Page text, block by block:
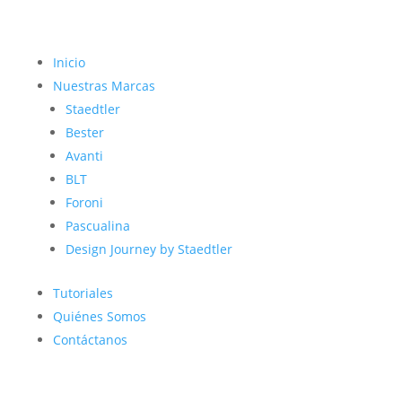
Inicio
Nuestras Marcas
Staedtler
Bester
Avanti
BLT
Foroni
Pascualina
Design Journey by Staedtler
Tutoriales
Quiénes Somos
Contáctanos